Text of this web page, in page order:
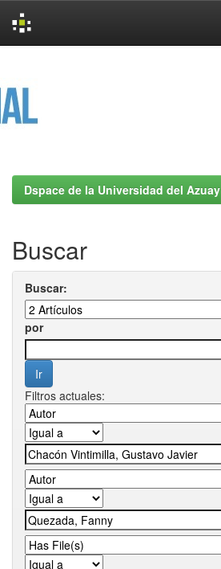
Dspace de la Universidad del Azuay
Buscar
Buscar:
por
Filtros actuales: